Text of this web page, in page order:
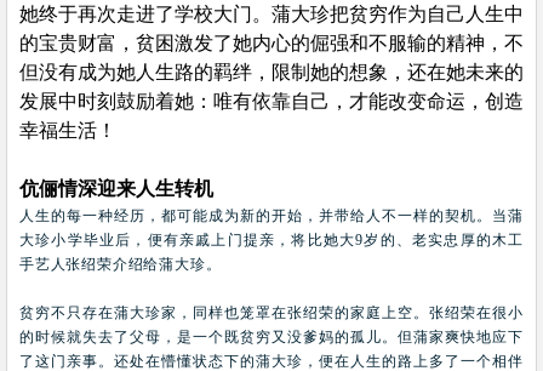
她终于再次走进了学校大门。蒲大珍把贫穷作为自己人生中
的宝贵财富，贫困激发了她内心的倔强和不服输的精神，不
但没有成为她人生路的羁绊，限制她的想象，还在她未来的
发展中时刻鼓励着她：唯有依靠自己，才能改变命运，创造
幸福生活！
伉俪情深迎来人生转机
人生的每一种经历，都可能成为新的开始，并带给人不一样的契机。当蒲
大珍小学毕业后，便有亲戚上门提亲，将比她大9岁的、老实忠厚的木工
手艺人张绍荣介绍给蒲大珍。
贫穷不只存在蒲大珍家，同样也笼罩在张绍荣的家庭上空。张绍荣在很小
的时候就失去了父母，是一个既贫穷又没爹妈的孤儿。但蒲家爽快地应下
了这门亲事。还处在懵懂状态下的蒲大珍，便在人生的路上多了一个相伴